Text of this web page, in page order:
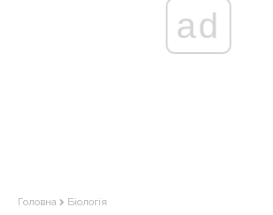
ad
Головна Біологія